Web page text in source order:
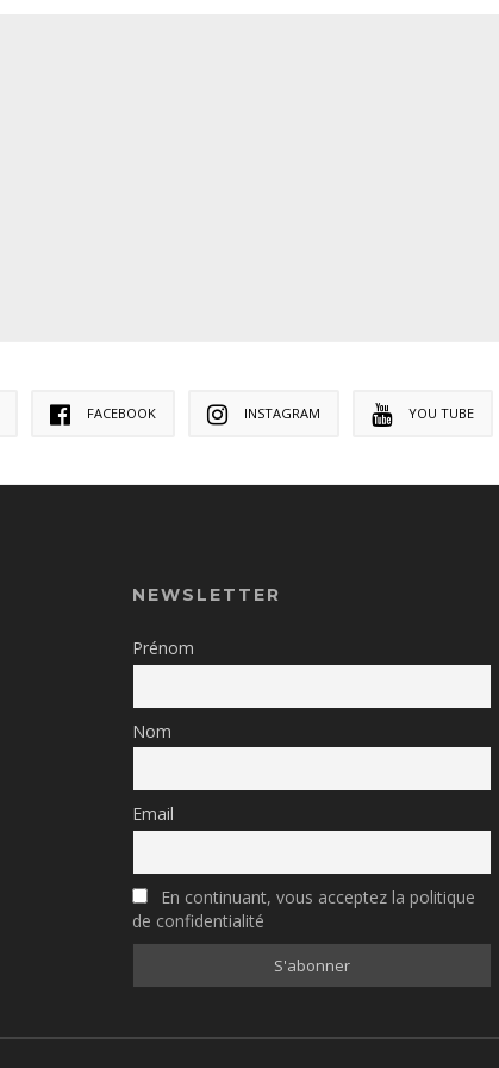
FACEBOOK INSTAGRAM YOU TUBE
NEWSLETTER
Prénom
Nom
Email
En continuant, vous acceptez la politique
de confidentialité